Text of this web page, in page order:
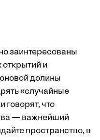
заинтересованы
и
долины
«случайные
говорят, что
— важнейший
пространство, в